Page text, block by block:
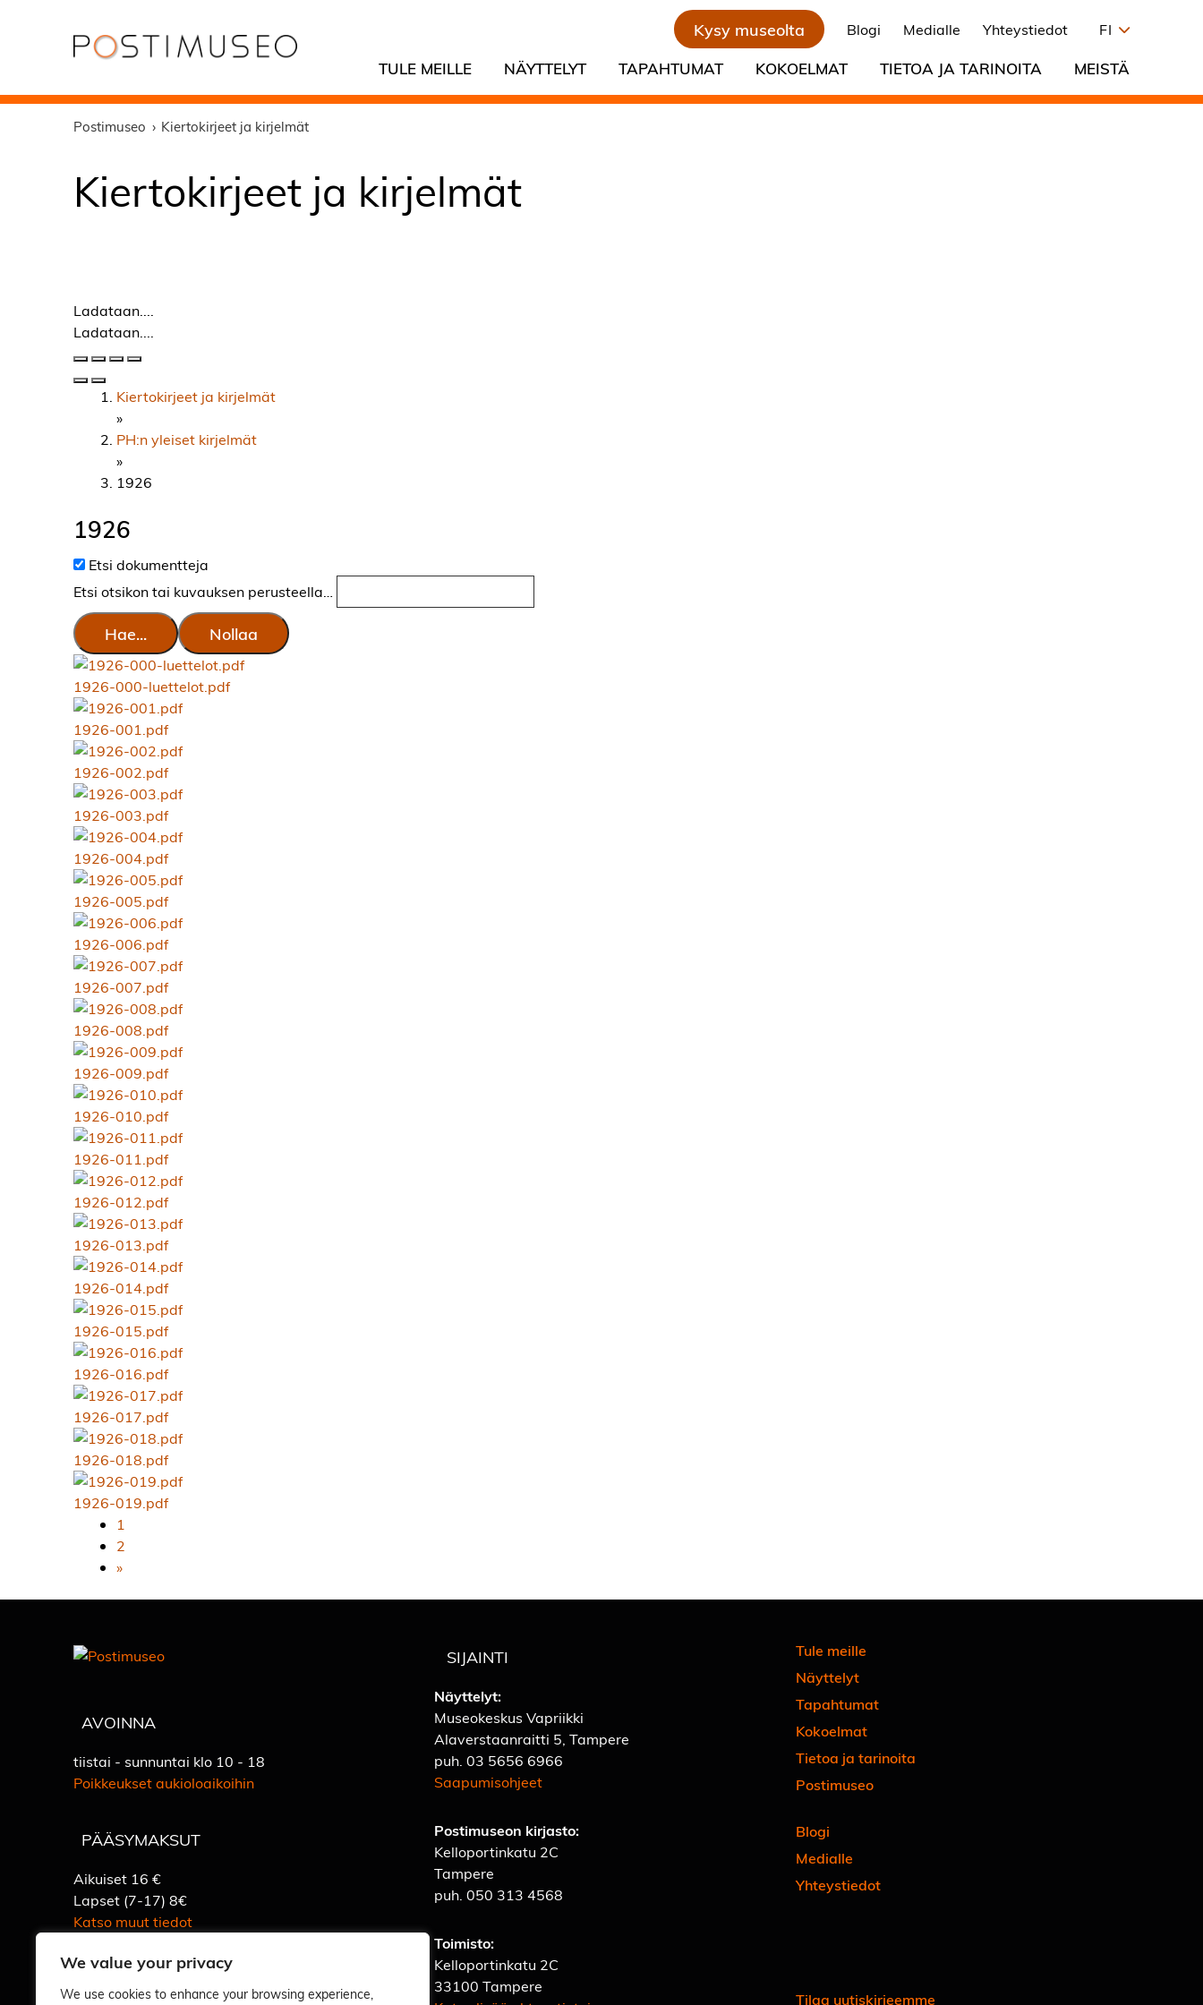
We value your privacy
We use cookies to enhance your browsing experience,
Kysy museolta Blogi Medialle Yhteystiedot FI
TULE MEILLE NÄYTTELYT TAPAHTUMAT KOKOELMAT TIETOA JA TARINOITA MEISTÄ
Postimuseo Kiertokirjeet ja kirjelmät
Kiertokirjeet ja kirjelmät
Ladataan....
Ladataan....
Kiertokirjeet ja kirjelmät
»
PH:n yleiset kirjelmät
»
1926
1926
Etsi dokumentteja
Etsi otsikon tai kuvauksen perusteella…
Hae... Nollaa
1926-000-luettelot.pdf
1926-001.pdf
1926-002.pdf
1926-003.pdf
1926-004.pdf
1926-005.pdf
1926-006.pdf
1926-007.pdf
1926-008.pdf
1926-009.pdf
1926-010.pdf
1926-011.pdf
1926-012.pdf
1926-013.pdf
1926-014.pdf
1926-015.pdf
1926-016.pdf
1926-017.pdf
1926-018.pdf
1926-019.pdf
1
2
»
AVOINNA
tiistai - sunnuntai klo 10 - 18
Poikkeukset aukioloaikoihin
PÄÄSYMAKSUT
Aikuiset 16 €
Lapset (7-17) 8€
Katso muut tiedot
SIJAINTI
Näyttelyt:
Museokeskus Vapriikki
Alaverstaanraitti 5, Tampere
puh.03 5656 6966
Saapumisohjeet
Postimuseon kirjasto:
Kelloportinkatu 2C
Tampere
puh.050 313 4568
Toimisto:
Kelloportinkatu 2C
33100 Tampere
Tule meille
Näyttelyt
Tapahtumat
Kokoelmat
Tietoa ja tarinoita
Postimuseo
Blogi
Medialle
Yhteystiedot
Tilaa uutiskirjeemme